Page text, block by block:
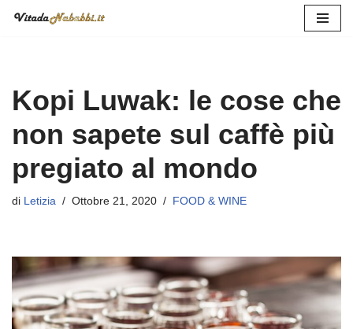
Kopi Luwak: le cose che
non sapete sul caffè più
pregiato al mondo
di Letizia Ottobre 21, 2020 FOOD & WINE